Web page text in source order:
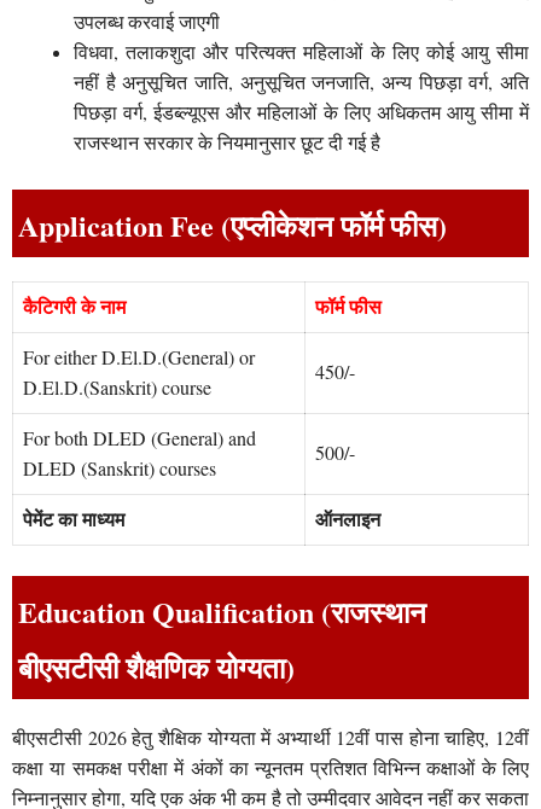
उपलब्ध करवाई जाएगी
विधवा, तलाकशुदा और परित्यक्त महिलाओं के लिए कोई आयु सीमा
नहीं है अनुसूचित जाति, अनुसूचित जनजाति, अन्य पिछड़ा वर्ग, अति
पिछड़ा वर्ग, ईडब्ल्यूएस और महिलाओं के लिए अधिकतम आयु सीमा में
राजस्थान सरकार के नियमानुसार छूट दी गई है
Application Fee (एप्लीकेशन फॉर्म फीस)
कैटिगरी के नाम फॉर्म फीस
For either D.El.D.(General) or
D.El.D.(Sanskrit) course
450/-
For both DLED (General) and
DLED (Sanskrit) courses
500/-
पेमेंट का माध्यम ऑनलाइन
Education Qualification (राजस्थान
बीएसटीसी शैक्षणिक योग्यता)
बीएसटीसी 2026 हेतु शैक्षिक योग्यता में अभ्यार्थी 12वीं पास होना चाहिए, 12वीं
कक्षा या समकक्ष परीक्षा में अंकों का न्यूनतम प्रतिशत विभिन्न कक्षाओं के लिए
निम्नानुसार होगा, यदि एक अंक भी कम है तो उम्मीदवार आवेदन नहीं कर सकता